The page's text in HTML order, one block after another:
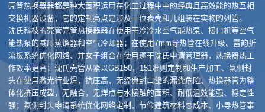
壳管热换器器都是种大面积运用在化工过程中中的经典且高效能的热互相
交换机器设备，它的定制亮点是涉及一位表壳和几组装在实物的列管。
沈氏科枝的壳管壳管热换器器在使用于冷冷水空气能热泵、接口机等空气
能热泵的减压蒸馏器和空气冷却器；在使用7mm导热管在线升级、雷韵折
流板系统优化网络、并女子组合在使用题干沈氏申请管理器，热换器热工
作效率更高；沈氏壳管从紧以GB150，151准则定制和生产加工、氟侧封
头在使用激光行业焊，抗压高，无经典封口垫的漏粪危险、热换器管为整
体化挤压成型，无融合，无焊点与水接触的面积、耐低温效能强、稳定性
强；氟侧封头申请系统优化网络定制，节俭建筑材料总成本、小导热管事